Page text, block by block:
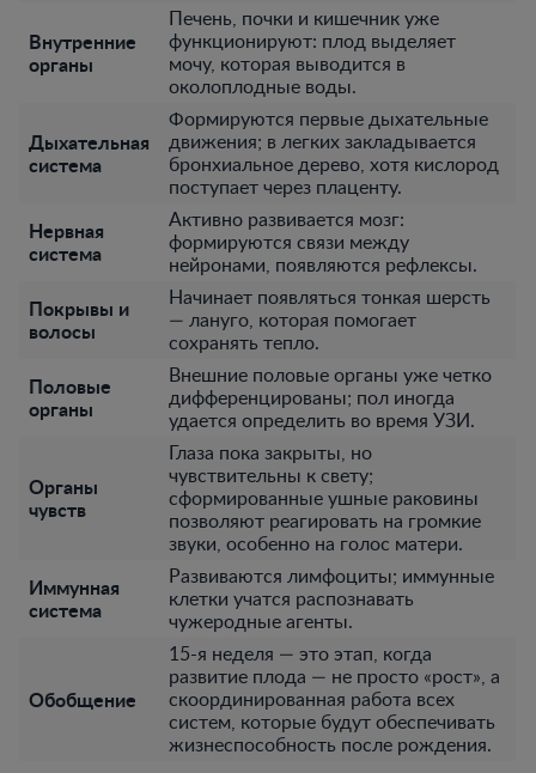
Внутренние
органы
Печень, почки и кишечник уже
функционируют: плод выделяет
мочу, которая выводится в
околоплодные воды.
Дыхательная
система
Формируются первые дыхательные
движения; в легких закладывается
бронхиальное дерево, хотя кислород
поступает через плаценту.
Нервная
система
Активно развивается мозг:
формируются связи между
нейронами, появляются рефлексы.
Покрывы и
волосы
Начинает появляться тонкая шерсть
— лануго, которая помогает
сохранять тепло.
Половые
органы
Внешние половые органы уже четко
дифференцированы; пол иногда
удается определить во время УЗИ.
Органы
чувств
Глаза пока закрыты, но
чувствительны к свету;
сформированные ушные раковины
позволяют реагировать на громкие
звуки, особенно на голос матери.
Иммунная
система
Развиваются лимфоциты; иммунные
клетки учатся распознавать
чужеродные агенты.
Обобщение
15-я неделя — это этап, когда
развитие плода — не просто «рост», а
скоординированная работа всех
систем, которые будут обеспечивать
жизнеспособность после рождения.